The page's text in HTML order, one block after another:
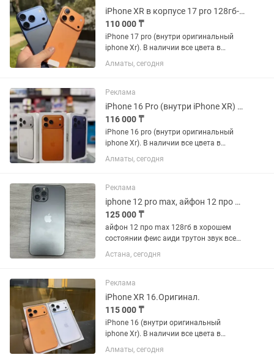
iPhone XR в корпусе 17 pro 128гб-256гб
110 000 ₸
iPhone 17 pro (внутри оригинальный
iphone Xr). В наличии все цвета в
линейке:
черный,золотой,белый,фиолетовый,син
работают, • Полноценная ios, с
поддержкой всех...
Алматы, сегодня
Реклама
iPhone 16 Pro (внутри iPhone XR) 128 гигабайт Оригинал
116 000 ₸
iPhone 16 pro (внутри оригинальный
iphone Xr). В наличии все цвета в
линейке: черный титан, синий титан,
натуральный титан, белый титан. Все
Полноценная ios, с...
Алматы, сегодня
Реклама
iphone 12 pro max, айфон 12 про max
125 000 ₸
айфон 12 про max 128гб в хорошем
состоянии феис аиди трутон звук все
работают идеально емкость 78%
менялся дисплеи на хорошый качество
использую этот айфон минус
пылинки...
Астана, сегодня
Реклама
iPhone XR 16.Оригинал.
115 000 ₸
iPhone 16 (внутри оригинальный
iphone Xr). В наличии все цвета в
линейке: черный титан, синий титан,
натуральный титан, белый титан.В
Алматы, сегодня